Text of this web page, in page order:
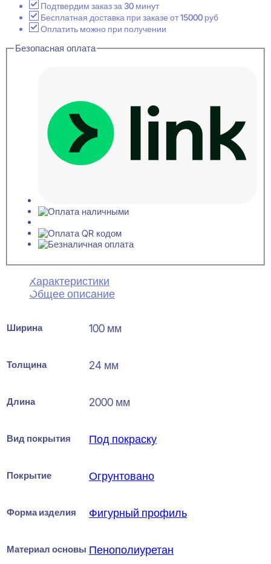
24x100x2000Подтвердим заказ за 30 минут
Бесплатная доставка при заказе от 15000 руб
Оплатить можно при получении
Безопасная оплата
Характеристики
Общее описание
Ширина 100 мм
Толщина 24 мм
Длина 2000 мм
Вид покрытия Под покраску
Покрытие Огрунтовано
Форма изделия Фигурный профиль
Материал основы Пенополиуретан